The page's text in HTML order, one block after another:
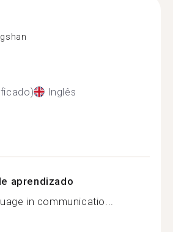
Inglês
aprendizado
in communicatio...